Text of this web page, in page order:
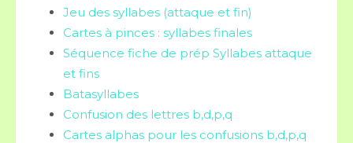
Jeu des syllabes (attaque et fin)
Cartes à pinces : syllabes finales
Séquence fiche de prép Syllabes attaque
et fins
Batasyllabes
Confusion des lettres b,d,p,q
Cartes alphas pour les confusions b,d,p,q